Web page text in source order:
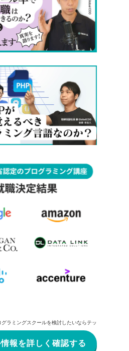
ラミングスクールを検討したいならテッ
報を詳しく確認する